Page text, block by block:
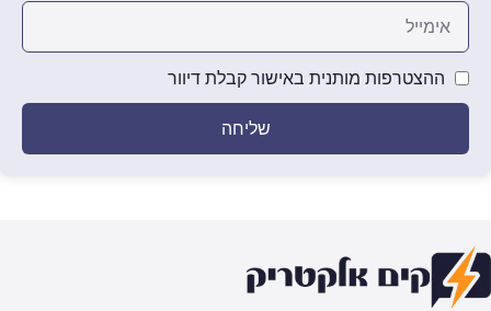
ההצטרפות מותנית באישור קבלת דיוור
שליחה